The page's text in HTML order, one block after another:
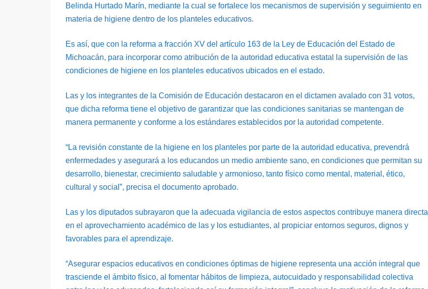
Belinda Hurtado Marín, mediante la cual se fortalece los mecanismos de supervisión y seguimiento en
materia de higiene dentro de los planteles educativos.
Es así, que con la reforma a fracción XV del artículo 163 de la Ley de Educación del Estado de
Michoacán, para incorporar como atribución de la autoridad educativa estatal la supervisión de las
condiciones de higiene en los planteles educativos ubicados en el estado.
Las y los integrantes de la Comisión de Educación destacaron en el dictamen avalado con 31 votos,
que dicha reforma tiene el objetivo de garantizar que las condiciones sanitarias se mantengan de
manera permanente y conforme a los estándares establecidos por la autoridad competente.
“La revisión constante de la higiene en los planteles por parte de la autoridad educativa, prevendrá
enfermedades y asegurará a los educandos un medio ambiente sano, en condiciones que permitan su
desarrollo, bienestar, crecimiento saludable y armonioso, tanto físico como mental, material, ético,
cultural y social”, precisa el documento aprobado.
Las y los diputados subrayaron que la adecuada vigilancia de estos aspectos contribuye manera directa
en el aprovechamiento académico de las y los estudiantes, al propiciar entornos seguros, dignos y
favorables para el aprendizaje.
“Asegurar espacios educativos en condiciones óptimas de higiene representa una acción integral que
trasciende el ámbito físico, al fomentar hábitos de limpieza, autocuidado y responsabilidad colectiva